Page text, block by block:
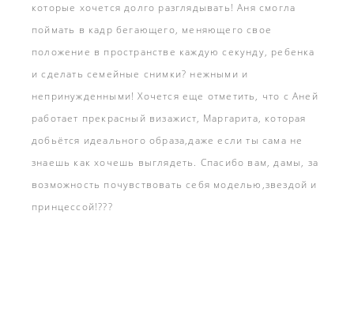
которые хочется долго разглядывать! Аня смогла
поймать в кадр бегающего, меняющего свое
положение в пространстве каждую секунду, ребенка
и сделать семейные снимки? нежными и
непринужденными! Хочется еще отметить, что с Аней
работает прекрасный визажист, Маргарита, которая
добьётся идеального образа,даже если ты сама не
знаешь как хочешь выглядеть. Спасибо вам, дамы, за
возможность почувствовать себя моделью,звездой и
принцессой!???